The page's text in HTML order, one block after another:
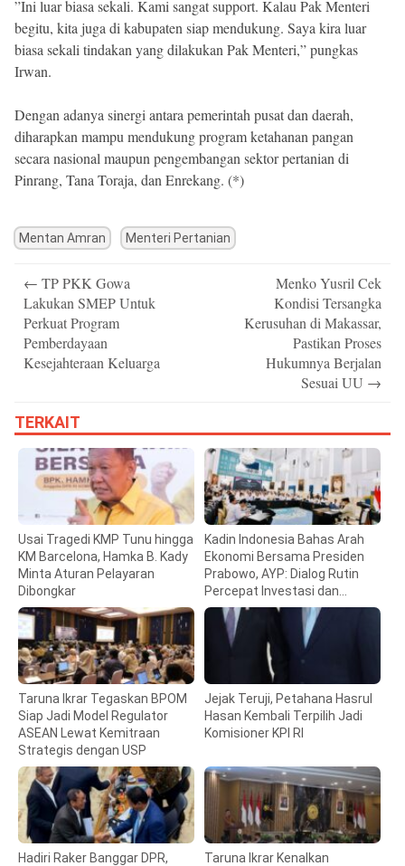
”Ini luar biasa sekali. Kami sangat support. Kalau Pak Menteri
begitu, kita juga di kabupaten siap mendukung. Saya kira luar
biasa sekali tindakan yang dilakukan Pak Menteri,” pungkas
Irwan.
Dengan adanya sinergi antara pemerintah pusat dan daerah,
diharapkan mampu mendukung program ketahanan pangan
secara nasional maupun pengembangan sektor pertanian di
Pinrang, Tana Toraja, dan Enrekang. (*)
Mentan Amran Menteri Pertanian
navigation
← TP PKK Gowa
Lakukan SMEP Untuk
Perkuat Program
Pemberdayaan
Kesejahteraan Keluarga
Menko Yusril Cek
Kondisi Tersangka
Kerusuhan di Makassar,
Pastikan Proses
Hukumnya Berjalan
Sesuai UU →
TERKAIT
Usai Tragedi KMP Tunu hingga
KM Barcelona, Hamka B. Kady
Minta Aturan Pelayaran
Dibongkar
Kadin Indonesia Bahas Arah
Ekonomi Bersama Presiden
Prabowo, AYP: Dialog Rutin
Percepat Investasi dan
Pertumbuhan
Taruna Ikrar Tegaskan BPOM
Siap Jadi Model Regulator
ASEAN Lewat Kemitraan
Strategis dengan USP
Jejak Teruji, Petahana Hasrul
Hasan Kembali Terpilih Jadi
Komisioner KPI RI
Hadiri Raker Banggar DPR,
Taruna Ikrar Kenalkan